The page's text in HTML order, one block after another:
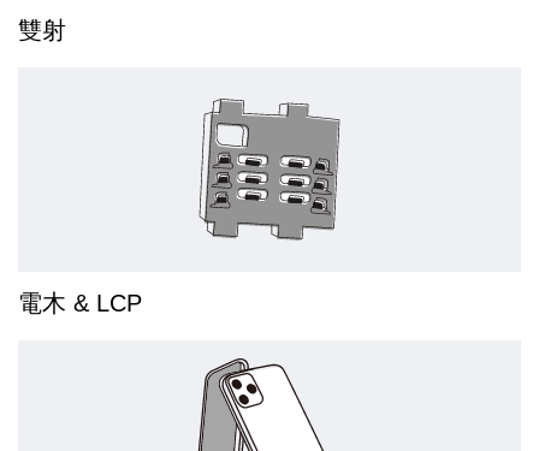
雙射
電木 & LCP